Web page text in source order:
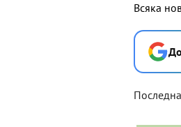
Всяка